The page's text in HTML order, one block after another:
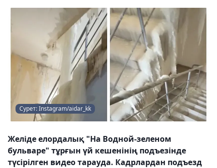
Сурет: Instagram/aidar_kk
Желіде елордалық "На Водной-зеленом
бульваре" тұрғын үй кешенінің подъезінде
түсірілген видео тарауда. Кадрлардан подъезд